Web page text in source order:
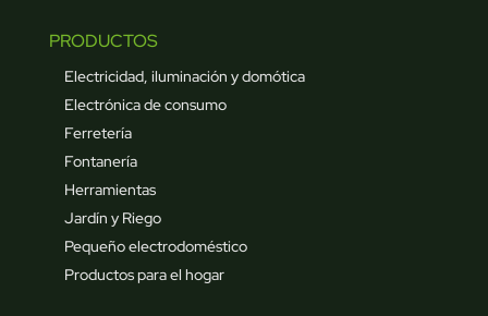
PRODUCTOS
Electricidad, iluminación y domótica
Electrónica de consumo
Ferretería
Fontanería
Herramientas
Jardín y Riego
Pequeño electrodoméstico
Productos para el hogar